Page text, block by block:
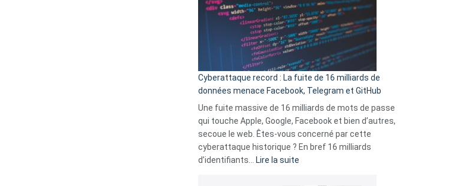
secondes
:
Le
Wrapped
Party
pour
comparer
vos
goûts
musicaux
avec
9
amis
Cyberattaque record : La fuite de 16 milliards de
données menace Facebook, Telegram et GitHub
Une fuite massive de 16 milliards de mots de passe
qui touche Apple, Google, Facebook et bien d’autres,
secoue le web. Êtes-vous concerné par cette
cyberattaque historique ? En bref 16 milliards
d’identifiants…
Lire la suite